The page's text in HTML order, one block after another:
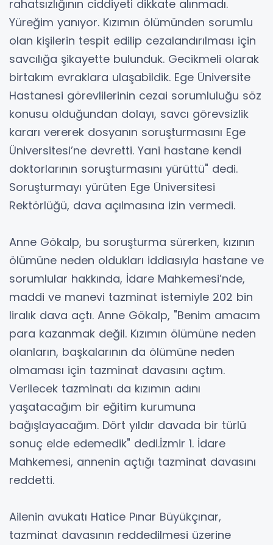
rahatsızlığının ciddiyeti dikkate alınmadı.
Yüreğim yanıyor. Kızımın ölümünden sorumlu
olan kişilerin tespit edilip cezalandırılması için
savcılığa şikayette bulunduk. Gecikmeli olarak
birtakım evraklara ulaşabildik. Ege Üniversite
Hastanesi görevlilerinin cezai sorumluluğu söz
konusu olduğundan dolayı, savcı görevsizlik
kararı vererek dosyanın soruşturmasını Ege
Üniversitesi’ne devretti. Yani hastane kendi
doktorlarının soruşturmasını yürüttü" dedi.
Soruşturmayı yürüten Ege Üniversitesi
Rektörlüğü, dava açılmasına izin vermedi.
Anne Gökalp, bu soruşturma sürerken, kızının
ölümüne neden oldukları iddiasıyla hastane ve
sorumlular hakkında, İdare Mahkemesi’nde,
maddi ve manevi tazminat istemiyle 202 bin
liralık dava açtı. Anne Gökalp, "Benim amacım
para kazanmak değil. Kızımın ölümüne neden
olanların, başkalarının da ölümüne neden
olmaması için tazminat davasını açtım.
Verilecek tazminatı da kızımın adını
yaşatacağım bir eğitim kurumuna
bağışlayacağım. Dört yıldır davada bir türlü
sonuç elde edemedik" dedi.İzmir 1. İdare
Mahkemesi, annenin açtığı tazminat davasını
reddetti.
Ailenin avukatı Hatice Pınar Büyükçınar,
tazminat davasının reddedilmesi üzerine